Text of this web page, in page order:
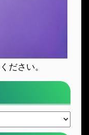
ださい。